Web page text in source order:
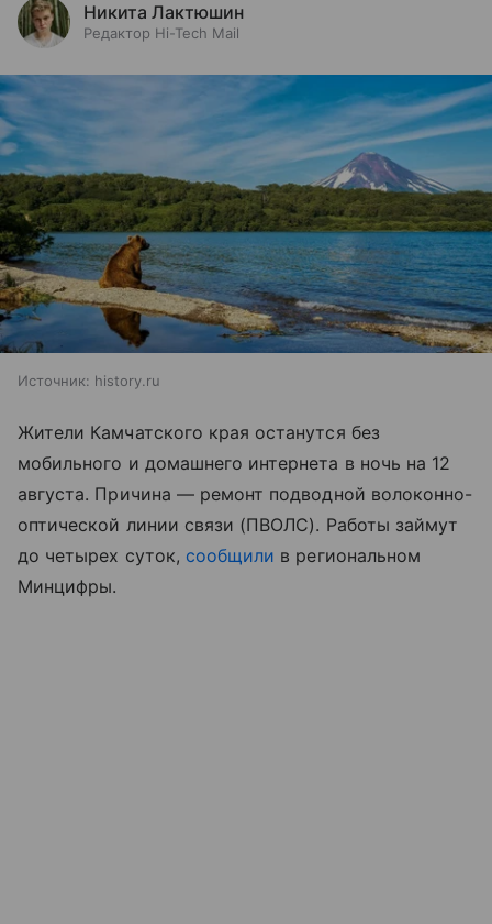
Никита Лактюшин
Редактор Hi-Tech Mail
Источник: history.ru
Жители Камчатского края останутся без
мобильного и домашнего интернета в ночь на 12
августа. Причина — ремонт подводной волоконно-
оптической линии связи (ПВОЛС). Работы займут
до четырех суток, сообщили в региональном
Минцифры.